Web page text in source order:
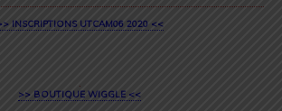
INSCRIPTIONS UTCAM06 2020 <<
>> BOUTIQUE WIGGLE <<